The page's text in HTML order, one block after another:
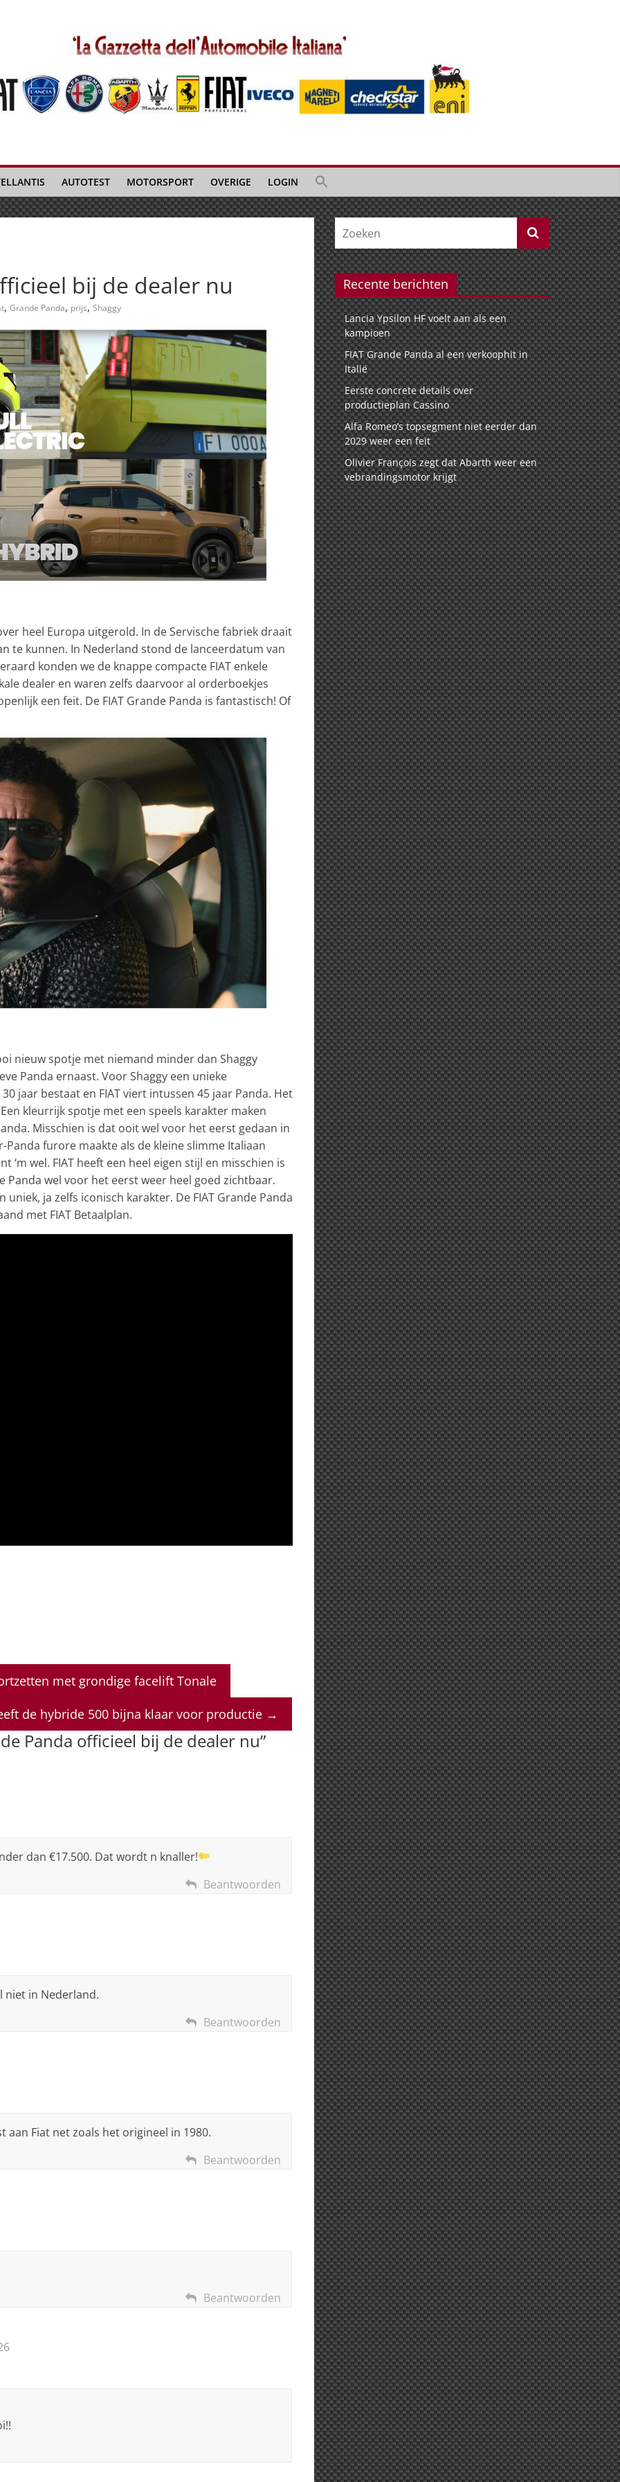
AUTOTEST MOTORSPORT OVERIGE LOGIN
bij de dealer nu
, Grande Panda, prijs, Shaggy
heel Europa uitgerold. In de Servische fabriek draait
te kunnen. In Nederland stond de lanceerdatum van
konden we de knappe compacte FIAT enkele
dealer en waren zelfs daarvoor al orderboekjes
een feit. De FIAT Grande Panda is fantastisch! Of
nieuw spotje met niemand minder dan Shaggy
Panda ernaast. Voor Shaggy een unieke
jaar bestaat en FIAT viert intussen 45 jaar Panda. Het
kleurrijk spotje met een speels karakter maken
Misschien is dat ooit wel voor het eerst gedaan in
Panda furore maakte als de kleine slimme Italiaan
‘m wel. FIAT heeft een heel eigen stijl en misschien is
Panda wel voor het eerst weer heel goed zichtbaar.
ja zelfs iconisch karakter. De FIAT Grande Panda
met FIAT Betaalplan.
met grondige facelift Tonale
de hybride 500 bijna klaar voor productie →
Panda officieel bij de dealer nu”
dan €17.500. Dat wordt n knaller!
Beantwoorden
niet in Nederland.
Beantwoorden
Fiat net zoals het origineel in 1980.
Beantwoorden
Beantwoorden
Recente berichten
Lancia Ypsilon HF voelt aan als een
kampioen
FIAT Grande Panda al een verkoophit in
Italië
Eerste concrete details over
productieplan Cassino
Alfa Romeo’s topsegment niet eerder dan
2029 weer een feit
Olivier François zegt dat Abarth weer een
vebrandingsmotor krijgt